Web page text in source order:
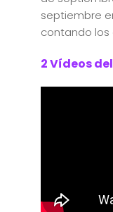
septiembre
contando los
2 Vídeos